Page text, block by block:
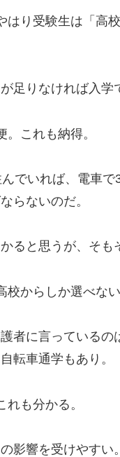
はり受験生は「高
足りなければ入学
。これも納得。
でいれば、電車で
らないのだ。
ると思うが、そも
校からしか選べな
者に言っている
転車通学もあり。
れも分かる。
影響を受けやす